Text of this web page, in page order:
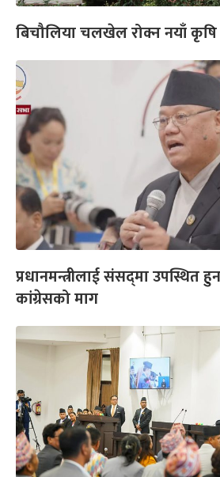
बिचौलिया चलखेल रोक्न नयाँ कृषि
प्रधानमन्त्रीलाई संसद्‌मा उपस्थित
कांग्रेसको माग